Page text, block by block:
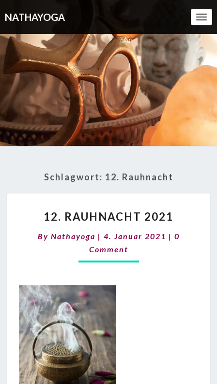
NATHAYOGA
Schlagwort: 12. Rauhnacht
RAUHNACHT
12. RAUHNACHT 2021
By Nathayoga | 4. Januar 2021 | Comments
0
Comment